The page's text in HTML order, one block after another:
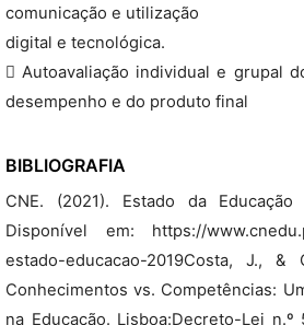
comunicação e utilização
digital e tecnológica.
 Autoavaliação individual e grupal
desempenho e do produto final
BIBLIOGRAFIA
CNE. (2021). Estado da Educação
Disponível em: https://
estado-educacao-2019Costa, J., &
Conhecimentos vs. Competências:
na Educação. Lisboa:Decreto-Lei